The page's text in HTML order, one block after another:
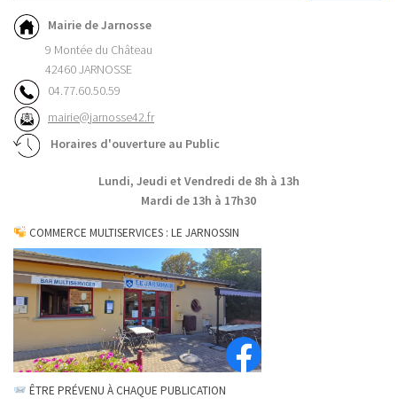
Mairie de Jarnosse
9 Montée du Château
42460 JARNOSSE
04.77.60.50.59
mairie@jarnosse42.fr
Horaires d'ouverture au Public
Lundi, Jeudi et Vendredi de 8h à 13h
Mardi de 13h à 17h30
COMMERCE MULTISERVICES : LE JARNOSSIN
ÊTRE PRÉVENU À CHAQUE PUBLICATION